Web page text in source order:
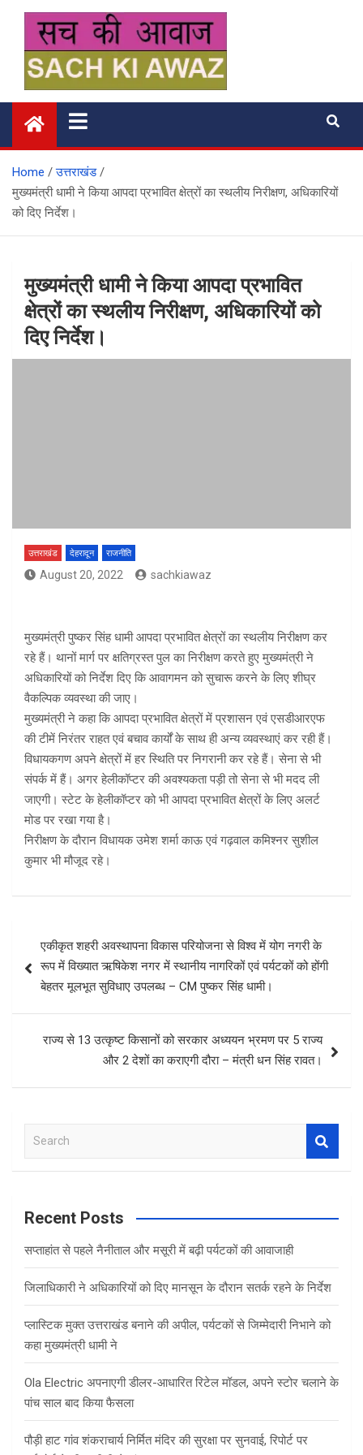
content
सच की आवाज
Home
उत्तराखंड
मुख्यमंत्री धामी ने किया आपदा प्रभावित क्षेत्रों का स्थलीय निरीक्षण, अधिकारियों
को दिए निर्देश।
मुख्यमंत्री धामी ने किया आपदा प्रभावित
क्षेत्रों का स्थलीय निरीक्षण, अधिकारियों को
दिए निर्देश।
उत्तराखंड देहरादून राजनीति
August 20, 2022 sachkiawaz
मुख्यमंत्री पुष्कर सिंह धामी आपदा प्रभावित क्षेत्रों का स्थलीय निरीक्षण कर
रहे हैं। थानों मार्ग पर क्षतिग्रस्त पुल का निरीक्षण करते हुए मुख्यमंत्री ने
अधिकारियों को निर्देश दिए कि आवागमन को सुचारू करने के लिए शीघ्र
वैकल्पिक व्यवस्था की जाए।
मुख्यमंत्री ने कहा कि आपदा प्रभावित क्षेत्रों में प्रशासन एवं एसडीआरएफ
की टीमें निरंतर राहत एवं बचाव कार्यों के साथ ही अन्य व्यवस्थाएं कर रही हैं।
विधायकगण अपने क्षेत्रों में हर स्थिति पर निगरानी कर रहे हैं। सेना से भी
संपर्क में हैं। अगर हेलीकॉप्टर की अवश्यकता पड़ी तो सेना से भी मदद ली
जाएगी। स्टेट के हेलीकॉप्टर को भी आपदा प्रभावित क्षेत्रों के लिए अलर्ट
मोड पर रखा गया है।
निरीक्षण के दौरान विधायक उमेश शर्मा काऊ एवं गढ़वाल कमिश्नर सुशील
कुमार भी मौजूद रहे।
navigation
एकीकृत शहरी अवस्थापना विकास परियोजना से विश्व में योग नगरी के
रूप में विख्यात ऋषिकेश नगर में स्थानीय नागरिकों एवं पर्यटकों को होंगी
बेहतर मूलभूत सुविधाए उपलब्ध – CM पुष्कर सिंह धामी।
राज्य से 13 उत्कृष्ट किसानों को सरकार अध्ययन भ्रमण पर 5 राज्य
और 2 देशों का कराएगी दौरा – मंत्री धन सिंह रावत।
a
c
Recent Posts
सप्ताहांत से पहले नैनीताल और मसूरी में बढ़ी पर्यटकों की आवाजाही
जिलाधिकारी ने अधिकारियों को दिए मानसून के दौरान सतर्क रहने के निर्देश
प्लास्टिक मुक्त उत्तराखंड बनाने की अपील, पर्यटकों से जिम्मेदारी निभाने को
कहा मुख्यमंत्री धामी ने
Ola Electric अपनाएगी डीलर-आधारित रिटेल मॉडल, अपने स्टोर चलाने के
पांच साल बाद किया फैसला
पौड़ी हाट गांव शंकराचार्य निर्मित मंदिर की सुरक्षा पर सुनवाई, रिपोर्ट पर